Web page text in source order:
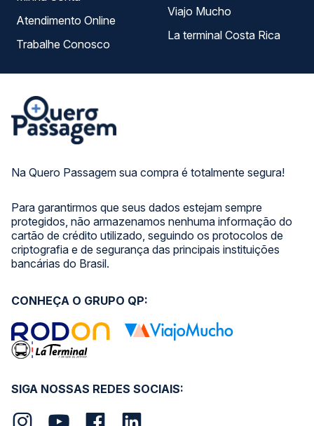
Na Quero Passagem sua compra é totalmente segura!
Para garantirmos que seus dados estejam sempre
protegidos, não armazenamos nenhuma informação do
cartão de crédito utilizado, seguindo os protocolos de
criptografia e de segurança das principais instituições
bancárias do Brasil.
Atendimento Online
Trabalhe Conosco
Viajo Mucho
La terminal Costa Rica
SIGA NOSSAS REDES SOCIAIS:
CONHEÇA O GRUPO QP: